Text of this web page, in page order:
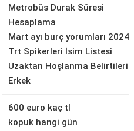
Metrobüs Durak Süresi
Hesaplama
Mart ayı burç yorumları 2024
Trt Spikerleri İsim Listesi
Uzaktan Hoşlanma Belirtileri
Erkek
600 euro kaç tl
kopuk hangi gün